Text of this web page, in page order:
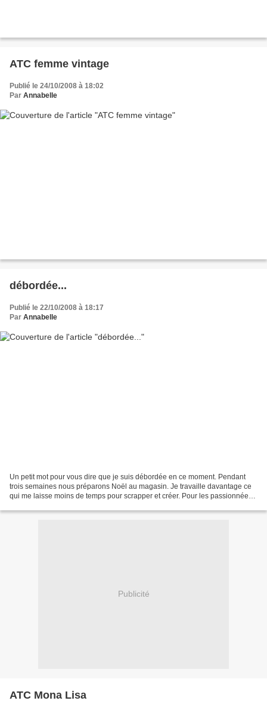
ATC femme vintage
Publié le 24/10/2008 à 18:02
Par Annabelle
débordée...
Publié le 22/10/2008 à 18:17
Par Annabelle
Un petit mot pour vous dire que je suis débordée en ce moment. Pendant
trois semaines nous préparons Noël au magasin. Je travaille davantage ce
qui me laisse moins de temps pour scrapper et créer. Pour les passionnées
Publicité
ATC Mona Lisa